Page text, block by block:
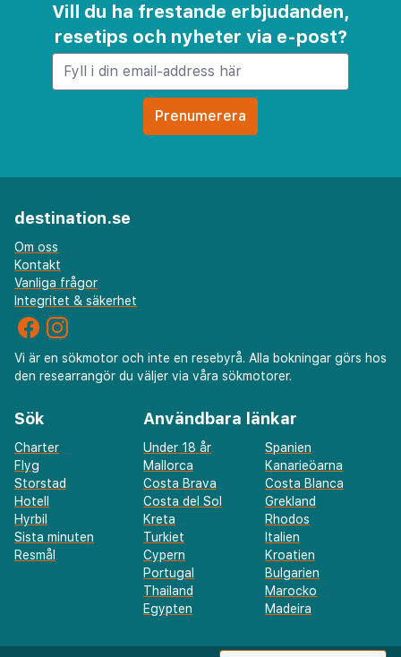
Vill du ha frestande erbjudanden,
resetips och nyheter via e-post?
destination.se
Om oss
Kontakt
Vanliga frågor
Integritet & säkerhet
Vi är en sökmotor och inte en resebyrå. Alla bokningar görs hos
den researrangör du väljer via våra sökmotorer.
Sök
Charter
Flyg
Storstad
Hotell
Hyrbil
Sista minuten
Resmål
Användbara länkar
Under 18 år
Spanien
Mallorca
Kanarieöarna
Costa Brava
Costa Blanca
Costa del Sol
Grekland
Kreta
Rhodos
Turkiet
Italien
Cypern
Kroatien
Portugal
Bulgarien
Thailand
Marocko
Egypten
Madeira